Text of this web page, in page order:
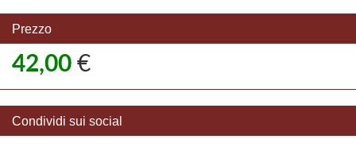
Prezzo
42,00 €
Condividi sui social